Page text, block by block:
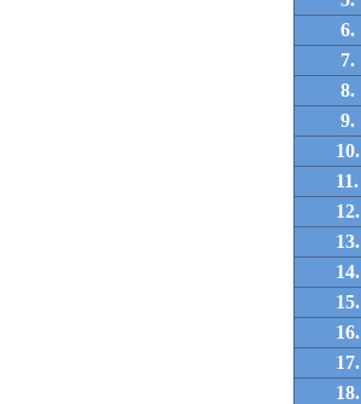
6.
7.
8.
9.
10.
11.
12.
13.
14.
15.
16.
17.
18.